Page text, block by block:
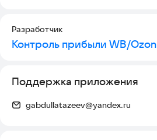
Разработчик
Контроль прибыли WB/Ozon
Поддержка приложения
gabdullatazeev@yandex.ru